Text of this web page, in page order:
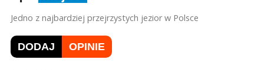
Jedno z najbardziej przejrzystych jezior w Polsce
DODAJ OPINIE